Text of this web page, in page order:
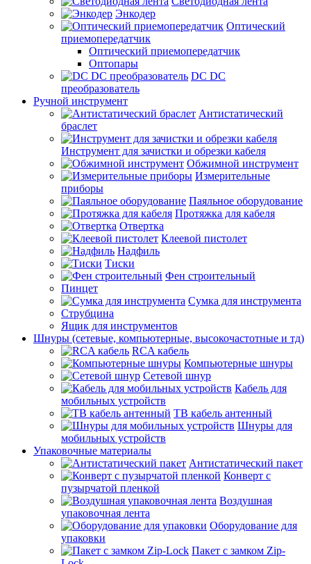
Энкодер
Оптический
приемопередатчик
Оптический приемопередатчик
Оптопары
DC DC
преобразователь
Ручной инструмент
Антистатический
браслет
Инструмент для зачистки и обрезки кабеля
Обжимной инструмент
Измерительные
приборы
Паяльное оборудование
Протяжка для кабеля
Отвертка
Клеевой пистолет
Надфиль
Тиски
Фен строительный
Пинцет
Сумка для инструмента
Струбцина
Ящик для инструментов
Шнуры (сетевые, компьютерные, высокочастотные и тд)
RCA кабель
Компьютерные шнуры
Сетевой шнур
Кабель для
мобильных устройств
ТВ кабель антенный
Шнуры для
мобильных устройств
Упаковочные материалы
Антистатический пакет
Конверт с
пузырчатой пленкой
Воздушная
упаковочная лента
Оборудование для
упаковки
Пакет с замком Zip-